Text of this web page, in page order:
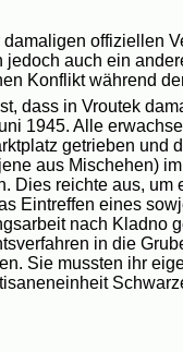
damaligen offiziellen
jedoch auch ein
Konflikt während
dass in Vroutek
1945. Alle
getrieben und
aus Mischehen)
Dies reichte aus, um
Eintreffen eines
nach Kladno
in die
Sie mussten ihr